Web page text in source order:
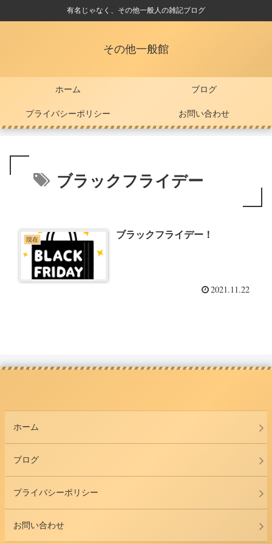
有名じゃなく、その他一般人の雑記ブログ
その他一般館
ホーム ブログ
プライバシーポリシー お問い合わせ
ブラックフライデー
現在 ブラックフライデー！
2021.11.22
ホーム
ブログ
プライバシーポリシー
お問い合わせ